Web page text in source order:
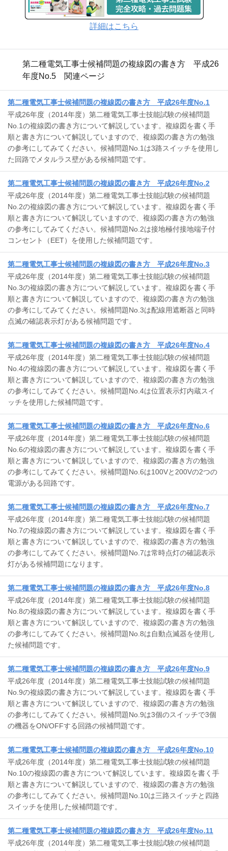
詳細はこちら
第二種電気工事士候補問題の複線図の書き方 平成26
年度No.5 関連ページ
第二種電気工事士候補問題の複線図の書き方 平成26年度No.1
平成26年度（2014年度）第二種電気工事士技能試験の候補問題
No.1の複線図の書き方について解説しています。複線図を書く手
順と書き方について解説していますので、複線図の書き方の勉強
の参考にしてみてください。候補問題No.1は3路スイッチを使用し
た回路でメタルラス壁がある候補問題です。
第二種電気工事士候補問題の複線図の書き方 平成26年度No.2
平成26年度（2014年度）第二種電気工事士技能試験の候補問題
No.2の複線図の書き方について解説しています。複線図を書く手
順と書き方について解説していますので、複線図の書き方の勉強
の参考にしてみてください。候補問題No.2は接地極付接地端子付
コンセント（EET）を使用した候補問題です。
第二種電気工事士候補問題の複線図の書き方 平成26年度No.3
平成26年度（2014年度）第二種電気工事士技能試験の候補問題
No.3の複線図の書き方について解説しています。複線図を書く手
順と書き方について解説していますので、複線図の書き方の勉強
の参考にしてみてください。候補問題No.3は配線用遮断器と同時
点滅の確認表示灯がある候補問題です。
第二種電気工事士候補問題の複線図の書き方 平成26年度No.4
平成26年度（2014年度）第二種電気工事士技能試験の候補問題
No.4の複線図の書き方について解説しています。複線図を書く手
順と書き方について解説していますので、複線図の書き方の勉強
の参考にしてみてください。候補問題No.4は位置表示灯内蔵スイ
ッチを使用した候補問題です。
第二種電気工事士候補問題の複線図の書き方 平成26年度No.6
平成26年度（2014年度）第二種電気工事士技能試験の候補問題
No.6の複線図の書き方について解説しています。複線図を書く手
順と書き方について解説していますので、複線図の書き方の勉強
の参考にしてみてください。候補問題No.6は100Vと200Vの2つの
電源がある回路です。
第二種電気工事士候補問題の複線図の書き方 平成26年度No.7
平成26年度（2014年度）第二種電気工事士技能試験の候補問題
No.7の複線図の書き方について解説しています。複線図を書く手
順と書き方について解説していますので、複線図の書き方の勉強
の参考にしてみてください。候補問題No.7は常時点灯の確認表示
灯がある候補問題になります。
第二種電気工事士候補問題の複線図の書き方 平成26年度No.8
平成26年度（2014年度）第二種電気工事士技能試験の候補問題
No.8の複線図の書き方について解説しています。複線図を書く手
順と書き方について解説していますので、複線図の書き方の勉強
の参考にしてみてください。候補問題No.8は自動点滅器を使用し
た候補問題です。
第二種電気工事士候補問題の複線図の書き方 平成26年度No.9
平成26年度（2014年度）第二種電気工事士技能試験の候補問題
No.9の複線図の書き方について解説しています。複線図を書く手
順と書き方について解説していますので、複線図の書き方の勉強
の参考にしてみてください。候補問題No.9は3個のスイッチで3個
の機器をON/OFFする回路の候補問題です。
第二種電気工事士候補問題の複線図の書き方 平成26年度No.10
平成26年度（2014年度）第二種電気工事士技能試験の候補問題
No.10の複線図の書き方について解説しています。複線図を書く手
順と書き方について解説していますので、複線図の書き方の勉強
の参考にしてみてください。候補問題No.10は三路スイッチと四路
スイッチを使用した候補問題です。
第二種電気工事士候補問題の複線図の書き方 平成26年度No.11
平成26年度（2014年度）第二種電気工事士技能試験の候補問題